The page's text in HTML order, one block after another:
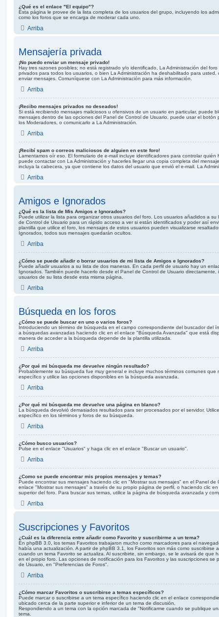
¿Qué es el enlace "El equipo"?
Esta página le provee de la lista completa de los usuarios del grupo, incluyendo los
como los foros que se encarga de moderar cada uno.
Arriba
Mensajería privada
¡No puedo enviar un mensaje privado!
Hay tres razones posibles; no está registrado y/o identificado, La Administración del
privados para todos los usuarios, o bien La Administración ha deshabilitado para
enviar mensajes. Comuníquese con La Administración para más información.
Arriba
¡Recibo mensajes privados no deseados!
Si está recibiendo mensajes maliciosos u ofensivos de un usuario en particular, puede
mensajes dentro de las opciones del Panel de Control de Usuario, puede usar el botón
los Moderadores, o comunicarlo a La Administración.
Arriba
¡Recibí spam o correos maliciosos de alguien en este foro!
Lamentamos oír eso. El formulario de e-mail incluye identificadores para controlar
puede contactar con La Administración y hacerles llegar una copia completa del
incluya la cabecera, ya que contiene los datos del usuario que envió el e-mail. La
Arriba
Amigos e Ignorados
¿Qué es la lista de Mis Amigos e Ignorados?
Puede utilizar la lista para organizar otros usuarios del foro. Los usuarios añadidos a
de Control de Usuario para un rápido acceso a ver si están identificados y poder así
plantilla que utilice el foro, los mensajes de estos usuarios pueden visualizarse
Ignorados, todos sus mensajes quedarán ocultos.
Arriba
¿Cómo se puede añadir o borrar usuarios de mi lista de Amigos e Ignorados?
Puede añadir usuarios a su lista de dos maneras. En cada perfil de usuario hay un
Ignorados. También puede hacerlo desde el Panel de Control de Usuario
usuarios de su lista desde esta misma página.
Arriba
Búsqueda en los foros
¿Cómo se puede buscar en uno o varios foros?
Introduciendo un término de búsqueda en el campo correspondiente del buscador del
a búsquedas avanzadas haciendo clic en el enlace "Búsqueda Avanzada" que está
manera de acceder a la búsqueda depende de la plantilla utilizada.
Arriba
¿Por qué mi búsqueda me devuelve ningún resultado?
Probablemente su búsqueda fue muy general e incluye muchos términos comunes
específico y utilice las opciones disponibles en la búsqueda avanzada.
Arriba
¿Por qué mi búsqueda me devuelve una página en blanco?
La búsqueda devolvió demasiados resultados para ser procesados por el servidor.
específico en los términos y foros de su búsqueda.
Arriba
¿Cómo busco usuarios?
Pulse en el enlace "Usuarios" y haga clic en el enlace "Buscar un usuario".
Arriba
¿Como se puede encontrar mis propios mensajes y temas?
Puede encontrar sus mensajes haciendo clic en "Mostrar sus mensajes" en el Panel de
enlace "Mostrar sus mensajes" a través de su propio página de perfil, o haciendo clic
superior del foro. Para buscar sus temas, utilice la página de búsqueda avanzada y
Arriba
Suscripciones y Favoritos
¿Cuál es la diferencia entre añadir como Favorito y suscribirme a un tema?
En phpBB 3.0, los temas Favoritos trabajaron mucho como marcadores para el
había una actualización. A partir de phpBB 3.1, los Favoritos son más como suscribirse
cuando un tema Favorito se actualiza. Al suscribirte, sin embargo, se le avisará de que
en el propio foro. Las opciones de notificación para los Favoritos y las suscripciones se
de Usuario, en "Preferencias de Foros".
Arriba
¿Cómo marcar Favoritos o suscribirse a temas específicos?
Puede marcar o suscribirse a un tema específico haciendo clic en el enlace
ubicado cerca de la parte superior e inferior de un tema de discusión.
Respondiendo a un tema con la opción marcada de "Notificarme cuando se publique
tema.